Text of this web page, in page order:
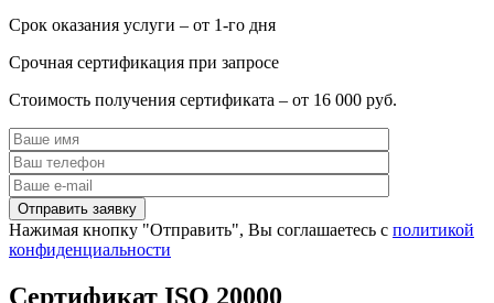
Срок оказания услуги – от 1-го дня
Срочная сертификация при запросе
Стоимость получения сертификата – от 16 000 руб.
Нажимая кнопку "Отправить", Вы соглашаетесь с политикой
конфиденциальности
Сертификат ISO 20000